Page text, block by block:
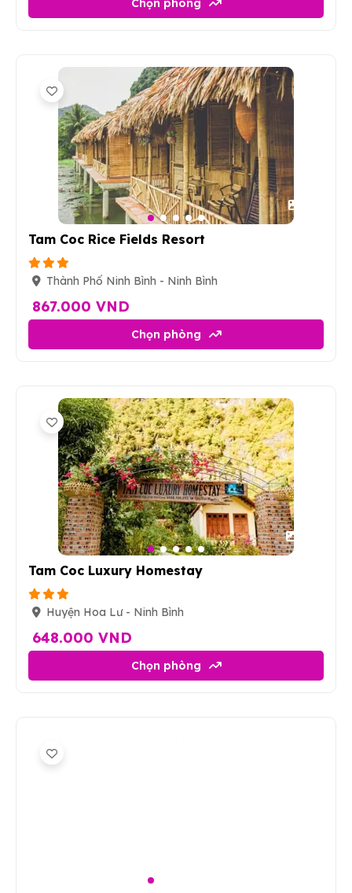
Chọn phòng
Tam Coc Rice Fields Resort
Thành Phố Ninh Bình - Ninh Bình
867.000 VND
Chọn phòng
Tam Coc Luxury Homestay
Huyện Hoa Lư - Ninh Bình
648.000 VND
Chọn phòng